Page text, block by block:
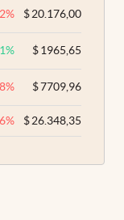
% $20.176,00
% $1965,65
% $7709,96
% $26.348,35